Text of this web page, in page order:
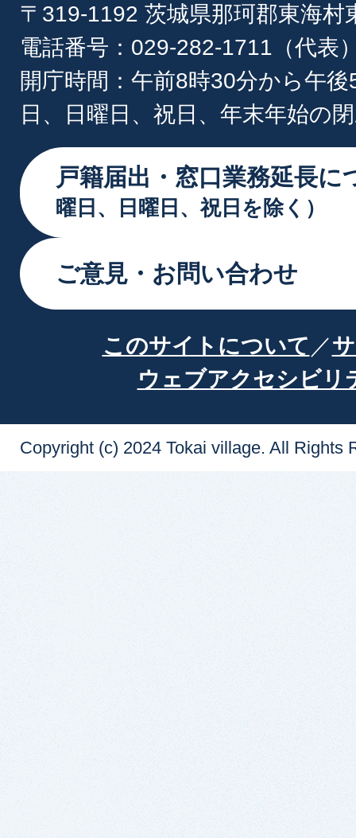
〒319-1192 茨城県那珂郡東海村
電話番号：029-282-1711（代表
開庁時間：午前8時30分から午
日、日曜日、祝日、年末年始の
戸籍届出・窓口業務延長に
曜日、日曜日、祝日を除く）
ご意見・お問い合わせ
このサイトについて
ウェブアクセシビリ
Copyright (c) 2024 Tokai village. All Rights